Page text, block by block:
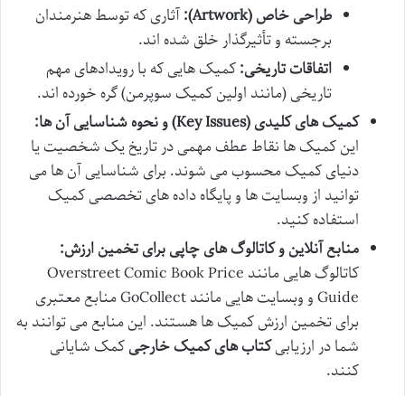
طراحی خاص (Artwork):
آثاری که توسط هنرمندان
برجسته و تأثیرگذار خلق شده اند.
اتفاقات تاریخی:کمیک هایی که با رویدادهای مهم
تاریخی (مانند اولین کمیک سوپرمن) گره خورده اند.
کمیک های کلیدی (Key Issues) و نحوه شناسایی آن ها:
این کمیک ها نقاط عطف مهمی در تاریخ یک شخصیت یا
دنیای کمیک محسوب می شوند. برای شناسایی آن ها می
توانید از وبسایت ها و پایگاه داده های تخصصی کمیک
استفاده کنید.
منابع آنلاین و کاتالوگ های چاپی برای تخمین ارزش:
کاتالوگ هایی مانند Overstreet Comic Book Price
Guide و وبسایت هایی مانند GoCollect منابع معتبری
برای تخمین ارزش کمیک ها هستند. این منابع می توانند به
شما در ارزیابیکتاب های کمیک خارجیکمک شایانی
کنند.